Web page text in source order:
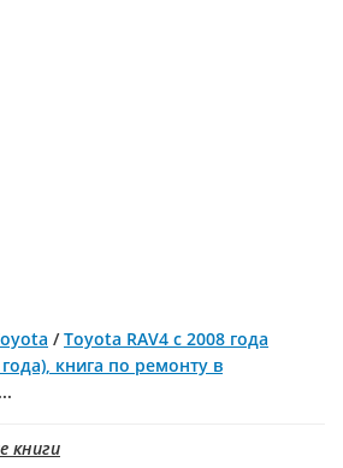
/Toyota RAV4 с 2008 года
книга по ремонту в
...
книги